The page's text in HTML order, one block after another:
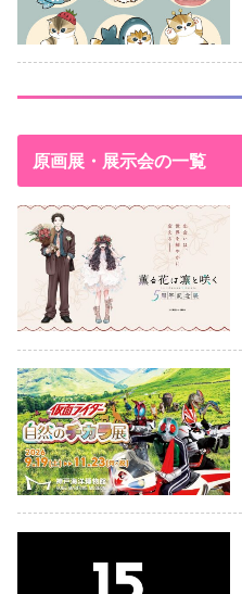
原画展・展示会の一覧